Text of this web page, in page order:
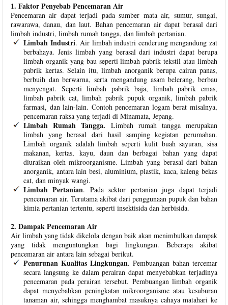
1. Faktor Penyebab Pencemaran Air
Pencemaran air dapat terjadi pada sumber mata air, sumur, sungai,
rawarawa, danau, dan laut. Bahan pencemaran air dapat berasal dari
limbah industri, limbah rumah tangga, dan limbah pertanian.
Limbah Industri. Air limbah industri cenderung mengandung zat
berbahaya. Jenis limbah yang berasal dari industri dapat berupa
limbah organik yang bau seperti limbah pabrik tekstil atau limbah
pabrik kertas. Selain itu, limbah anorganik berupa cairan panas,
berbuih dan berwarna, serta mengandung asam belerang, berbau
menyengat. Seperti limbah pabrik baja, limbah pabrik emas,
limbah pabrik cat, limbah pabrik pupuk organik, limbah pabrik
farmasi, dan lain-lain. Contoh pencemaran logam berat misalnya,
pencemaran raksa yang terjadi di Minamata, Jepang.
Limbah Rumah Tangga. Limbah rumah tangga merupakan
limbah yang berasal dari hasil samping kegiatan perumahan.
Limbah organik adalah limbah seperti kulit buah sayuran, sisa
makanan, kertas, kayu, daun dan berbagai bahan yang dapat
diuraikan oleh mikroorganisme. Limbah yang berasal dari bahan
anorganik, antara lain besi, aluminium, plastik, kaca, kaleng bekas
cat, dan minyak wangi.
Limbah Pertanian. Pada sektor pertanian juga dapat terjadi
pencemaran air. Terutama akibat dari penggunaan pupuk dan bahan
kimia pertanian tertentu, seperti insektisida dan herbisida.
2. Dampak Pencemaran Air
Air limbah yang tidak dikelola dengan baik akan menimbulkan dampak
yang tidak menguntungkan bagi lingkungan. Beberapa akibat
pencemaran air antara lain sebagai berikut.
Penurunan Kualitas Lingkungan. Pembuangan bahan tercemar
secara langsung ke dalam perairan dapat menyebabkan terjadinya
pencemaran pada perairan tersebut. Pembuangan limbah organik
dapat menyebabkan peningkatan mikroorganisme atau kesuburan
tanaman air, sehingga menghambat masuknya cahaya matahari ke